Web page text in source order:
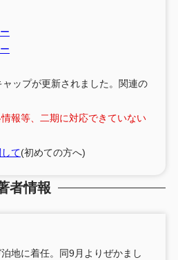
ップが更新されました。関連の
報等、二期に対応できていない
て(初めての方へ)
者情報
地に着任。同9月よりぜかまし